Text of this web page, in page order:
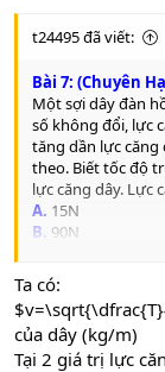
t24495 đã viết:
Bài 7: (Chuyên
Một sợi dây đàn
số không đổi, lực
tăng dần lực
theo. Biết tốc độ
lực căng dây. Lực
A. 15N
B. 90N
18N
Ta có:
của dây (kg/m)
Tại 2 giá trị lực